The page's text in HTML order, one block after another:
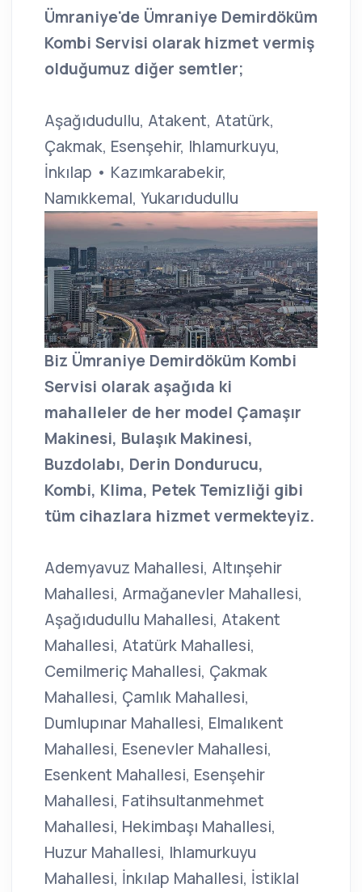
Ümraniye'de Ümraniye Demirdöküm
Kombi Servisi olarak hizmet vermiş
olduğumuz diğer semtler;
Aşağıdudullu, Atakent, Atatürk,
Çakmak, Esenşehir, Ihlamurkuyu,
İnkılap • Kazımkarabekir,
Namıkkemal, Yukarıdudullu
Biz Ümraniye Demirdöküm Kombi
Servisi olarak aşağıda ki
mahalleler de her model Çamaşır
Makinesi, Bulaşık Makinesi,
Buzdolabı, Derin Dondurucu,
Kombi, Klima, Petek Temizliği gibi
tüm cihazlara hizmet vermekteyiz.
Ademyavuz Mahallesi, Altınşehir
Mahallesi, Armağanevler Mahallesi,
Aşağıdudullu Mahallesi, Atakent
Mahallesi, Atatürk Mahallesi,
Cemilmeriç Mahallesi, Çakmak
Mahallesi, Çamlık Mahallesi,
Dumlupınar Mahallesi, Elmalıkent
Mahallesi, Esenevler Mahallesi,
Esenkent Mahallesi, Esenşehir
Mahallesi, Fatihsultanmehmet
Mahallesi, Hekimbaşı Mahallesi,
Huzur Mahallesi, Ihlamurkuyu
Mahallesi, İnkılap Mahallesi, İstiklal